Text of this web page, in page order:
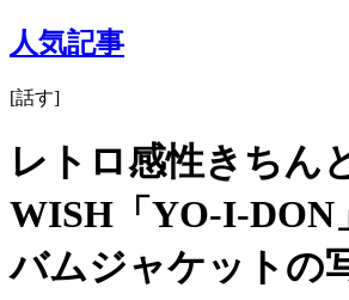
人気記事
[話す]
レトロ感性きちん
WISH「YO-I-DON
バムジャケットの